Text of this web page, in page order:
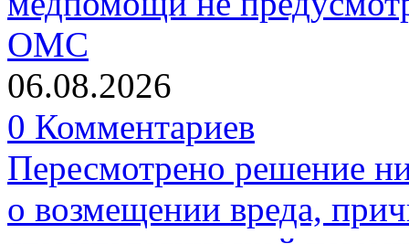
ОМС
06.08.2026
0 Комментариев
Пересмотрено решение
о возмещении вреда,